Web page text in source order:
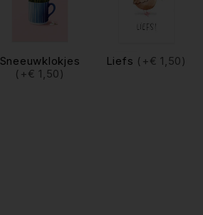
Sneeuwklokjes
(+€ 1,50)
Liefs (+€ 1,50)